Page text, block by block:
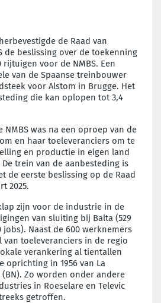
de Raad van
de beslissing over de toekenning
voor de NMBS. Een
van de Spaanse treinbouwer
voor Alstom in Brugge. Het
die kan oplopen tot 3,4
NMBS was na een oproep van de
en haar toeleveranciers om te
en productie in eigen land
trein van de aanbesteding is
de eerste beslissing op de Raad
2025.
zijn voor de industrie in de
van sluiting bij Balta (529
jobs). Naast de 600 werknemers
toeleveranciers in de regio
verankering al tientallen
oprichting in 1956 van La
Zo worden onder andere
in Roeselare en Televic
getroffen.